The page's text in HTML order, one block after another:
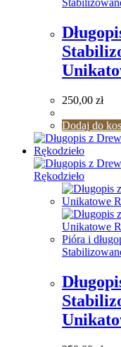
250,00 zł
Dodaj do
Pióra i